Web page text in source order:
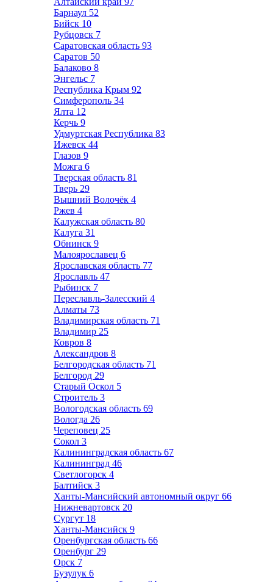
Барнаул 52
Бийск 10
Рубцовск 7
Саратовская область 93
Саратов 50
Балаково 8
Энгельс 7
Республика Крым 92
Симферополь 34
Ялта 12
Керчь 9
Удмуртская Республика 83
Ижевск 44
Глазов 9
Можга 6
Тверская область 81
Тверь 29
Вышний Волочёк 4
Ржев 4
Калужская область 80
Калуга 31
Обнинск 9
Малоярославец 6
Ярославская область 77
Ярославль 47
Рыбинск 7
Переславль-Залесский 4
Алматы 73
Владимирская область 71
Владимир 25
Ковров 8
Александров 8
Белгородская область 71
Белгород 29
Старый Оскол 5
Строитель 3
Вологодская область 69
Вологда 26
Череповец 25
Сокол 3
Калининградская область 67
Калининград 46
Светлогорск 4
Балтийск 3
Ханты-Мансийский автономный округ 66
Нижневартовск 20
Сургут 18
Ханты-Мансийск 9
Оренбургская область 66
Оренбург 29
Орск 7
Бузулук 6